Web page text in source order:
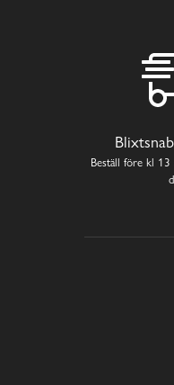
Beställ före kl 13